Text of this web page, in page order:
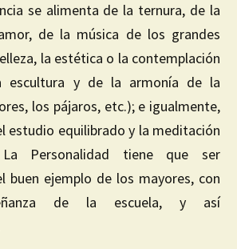
se alimenta de la ternura, de la
de la música de los grandes
la estética o la contemplación
escultura y de la armonía de la
los pájaros, etc.); e igualmente,
estudio equilibrado y la meditación
La Personalidad tiene que ser
buen ejemplo de los mayores, con
de la escuela, y así